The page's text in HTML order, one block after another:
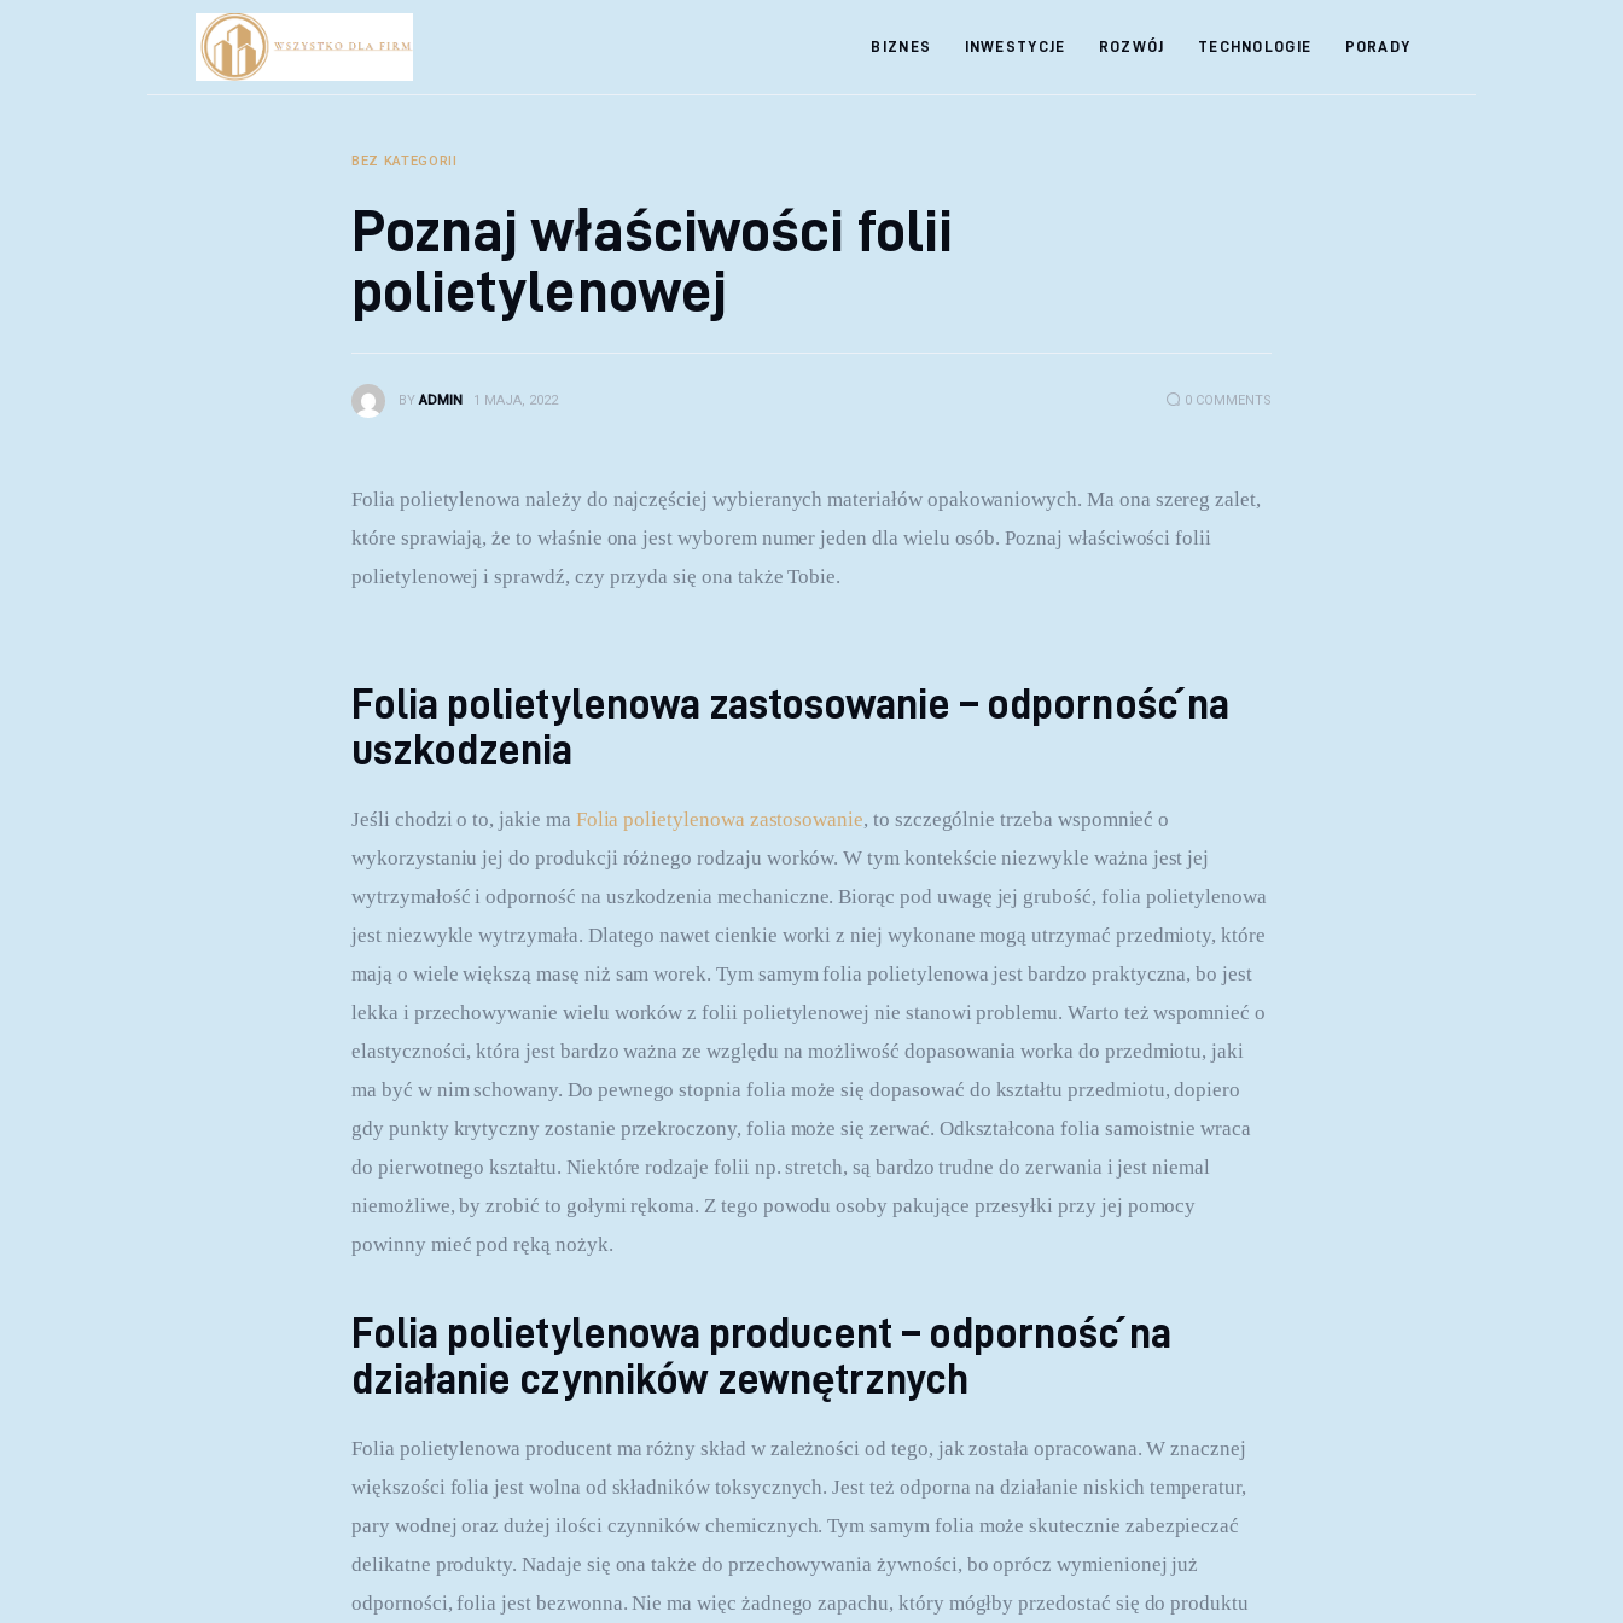
BIZNES INWESTYCJE ROZWÓJ TECHNOLOGIE PORADY
BEZ KATEGORII
Poznaj właściwości folii
polietylenowej
BY ADMIN 1 MAJA, 2022 0 COMMENTS
Folia polietylenowa należy do najczęściej wybieranych materiałów opakowaniowych. Ma ona szereg zalet,
które sprawiają, że to właśnie ona jest wyborem numer jeden dla wielu osób. Poznaj właściwości folii
polietylenowej i sprawdź, czy przyda się ona także Tobie.
Folia polietylenowa zastosowanie – odporność na
uszkodzenia
Jeśli chodzi o to, jakie ma Folia polietylenowa zastosowanie, to szczególnie trzeba wspomnieć o
wykorzystaniu jej do produkcji różnego rodzaju worków. W tym kontekście niezwykle ważna jest jej
wytrzymałość i odporność na uszkodzenia mechaniczne. Biorąc pod uwagę jej grubość, folia polietylenowa
jest niezwykle wytrzymała. Dlatego nawet cienkie worki z niej wykonane mogą utrzymać przedmioty, które
mają o wiele większą masę niż sam worek. Tym samym folia polietylenowa jest bardzo praktyczna, bo jest
lekka i przechowywanie wielu worków z folii polietylenowej nie stanowi problemu. Warto też wspomnieć o
elastyczności, która jest bardzo ważna ze względu na możliwość dopasowania worka do przedmiotu, jaki
ma być w nim schowany. Do pewnego stopnia folia może się dopasować do kształtu przedmiotu, dopiero
gdy punkty krytyczny zostanie przekroczony, folia może się zerwać. Odkształcona folia samoistnie wraca
do pierwotnego kształtu. Niektóre rodzaje folii np. stretch, są bardzo trudne do zerwania i jest niemal
niemożliwe, by zrobić to gołymi rękoma. Z tego powodu osoby pakujące przesyłki przy jej pomocy
powinny mieć pod ręką nożyk.
Folia polietylenowa producent – odporność na
działanie czynników zewnętrznych
Folia polietylenowa producent ma różny skład w zależności od tego, jak została opracowana. W znacznej
większości folia jest wolna od składników toksycznych. Jest też odporna na działanie niskich temperatur,
pary wodnej oraz dużej ilości czynników chemicznych. Tym samym folia może skutecznie zabezpieczać
delikatne produkty. Nadaje się ona także do przechowywania żywności, bo oprócz wymienionej już
odporności, folia jest bezwonna. Nie ma więc żadnego zapachu, który mógłby przedostać się do produktu